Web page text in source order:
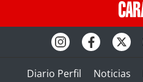
Diario Perfil Noticias